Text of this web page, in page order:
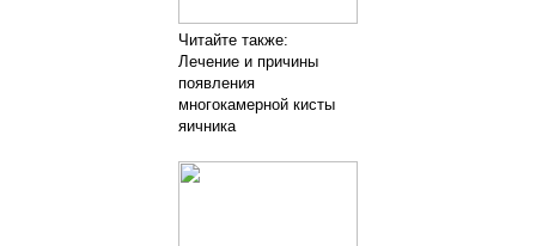
Читайте также:
Лечение и причины
появления
многокамерной кисты
яичника